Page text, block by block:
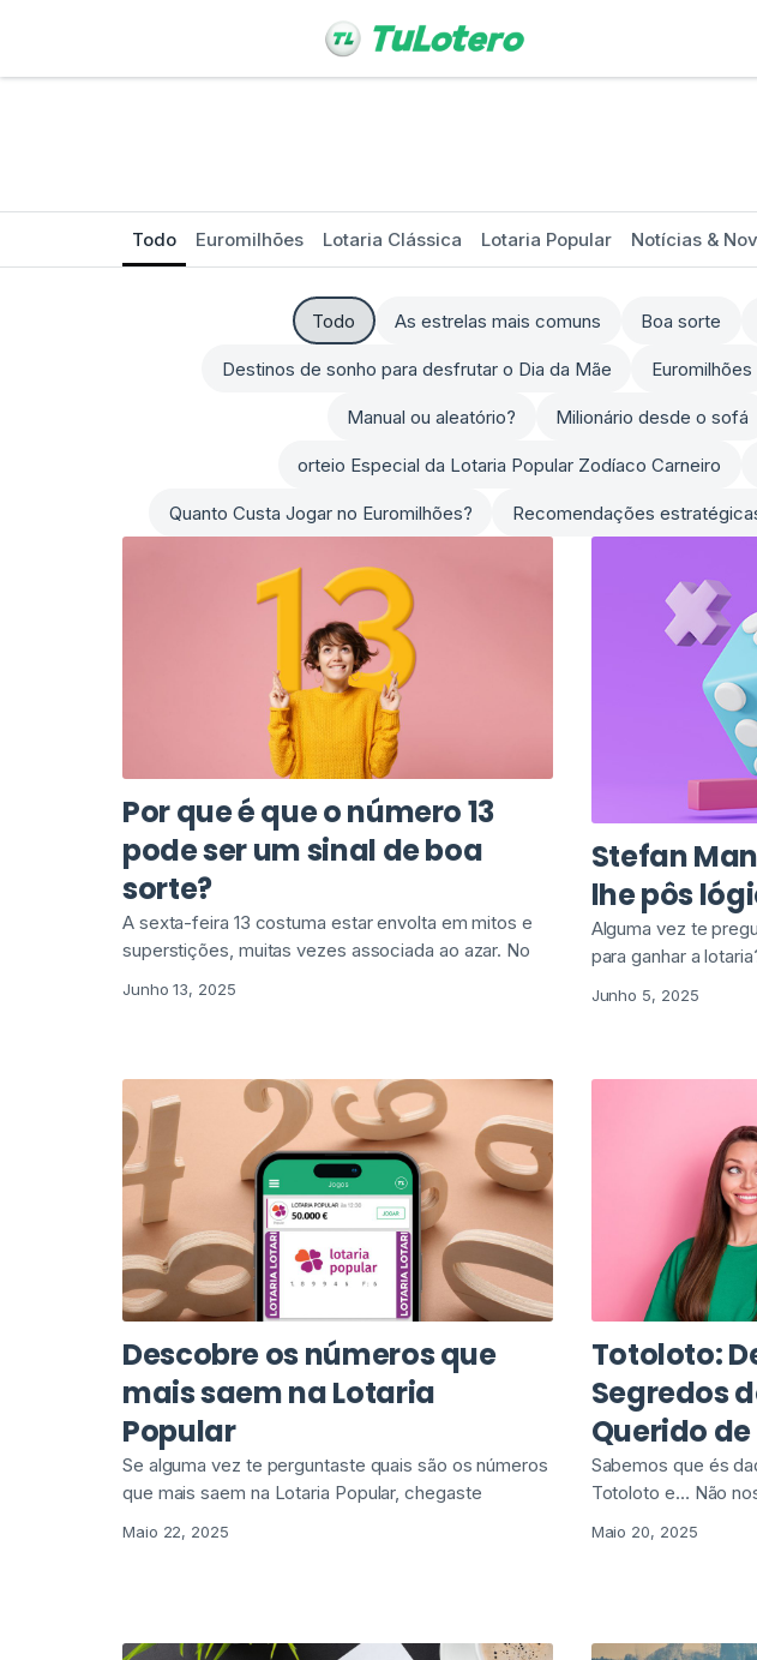
Euromilhões Lotaria Clássica Lotaria Popular Notícias &
Todo
As estrelas mais comuns Boa sorte
Destinos de sonho para desfrutar o Dia da Mãe Euromilhões
Manual ou aleatório? Milionário desde o sofá
orteio Especial da Lotaria Popular Zodíaco Carneiro
Quanto Custa Jogar no Euromilhões? Recomendações
Todo
Por que é que o número 13
pode ser um sinal de boa
sorte?
A sexta-feira 13 costuma estar envolta em mitos e
superstições, muitas vezes associada ao azar. No
Junho 13, 2025
Stefan
lhe pôs
Alguma vez te
para ganhar a
Junho 5, 2025
Descobre os números que
mais saem na Lotaria
Popular
Se alguma vez te perguntaste quais são os números
que mais saem na Lotaria Popular, chegaste
Maio 22, 2025
Totoloto:
Segredos
Querido
Sabemos que és
Totoloto e… Não
Maio 20, 2025